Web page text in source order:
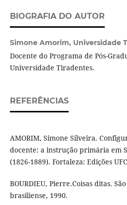
BIOGRAFIA DO AUTOR
Simone Amorim, Universidade
Docente do Programa de Pós-
Universidade Tiradentes.
REFERÊNCIAS
AMORIM, Simone Silveira.
docente: a instrução primária em
(1826-1889). Fortaleza: Edições
BOURDIEU, Pierre.Coisas ditas.
brasiliense, 1990.